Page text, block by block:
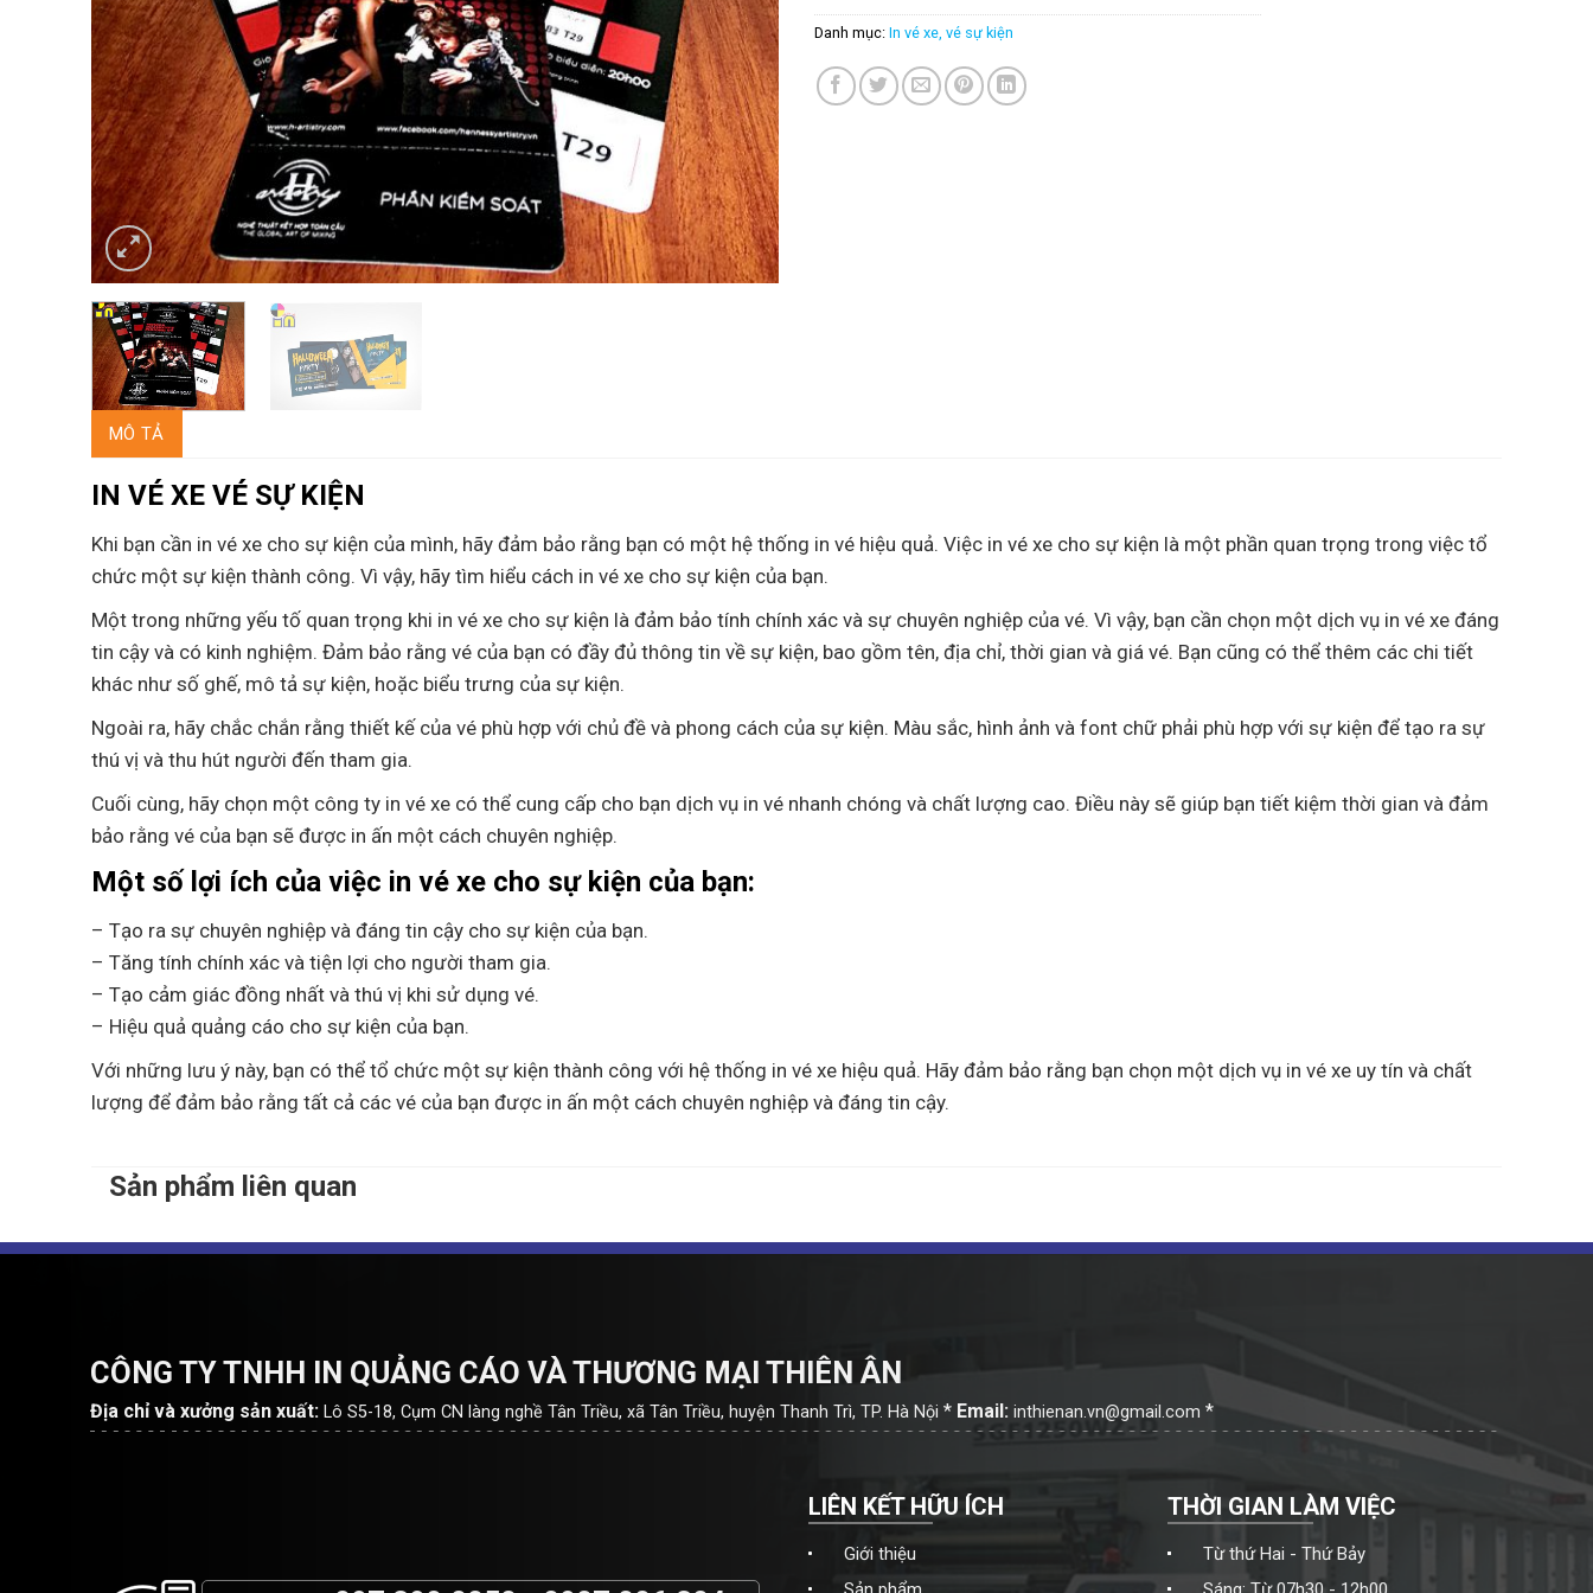
Danh mục: In vé xe, vé sự kiện
MÔ TẢ
IN VÉ XE VÉ SỰ KIỆN
Khi bạn cần in vé xe cho sự kiện của mình, hãy đảm bảo rằng bạn có một hệ thống in vé hiệu quả. Việc in vé xe cho sự kiện là một phần quan trọng trong việc tổ
chức một sự kiện thành công. Vì vậy, hãy tìm hiểu cách in vé xe cho sự kiện của bạn.
Một trong những yếu tố quan trọng khi in vé xe cho sự kiện là đảm bảo tính chính xác và sự chuyên nghiệp của vé. Vì vậy, bạn cần chọn một dịch vụ in vé xe đáng
tin cậy và có kinh nghiệm. Đảm bảo rằng vé của bạn có đầy đủ thông tin về sự kiện, bao gồm tên, địa chỉ, thời gian và giá vé. Bạn cũng có thể thêm các chi tiết
khác như số ghế, mô tả sự kiện, hoặc biểu trưng của sự kiện.
Ngoài ra, hãy chắc chắn rằng thiết kế của vé phù hợp với chủ đề và phong cách của sự kiện. Màu sắc, hình ảnh và font chữ phải phù hợp với sự kiện để tạo ra sự
thú vị và thu hút người đến tham gia.
Cuối cùng, hãy chọn một công ty in vé xe có thể cung cấp cho bạn dịch vụ in vé nhanh chóng và chất lượng cao. Điều này sẽ giúp bạn tiết kiệm thời gian và đảm
bảo rằng vé của bạn sẽ được in ấn một cách chuyên nghiệp.
Một số lợi ích của việc in vé xe cho sự kiện của bạn:
– Tạo ra sự chuyên nghiệp và đáng tin cậy cho sự kiện của bạn.
– Tăng tính chính xác và tiện lợi cho người tham gia.
– Tạo cảm giác đồng nhất và thú vị khi sử dụng vé.
– Hiệu quả quảng cáo cho sự kiện của bạn.
Với những lưu ý này, bạn có thể tổ chức một sự kiện thành công với hệ thống in vé xe hiệu quả. Hãy đảm bảo rằng bạn chọn một dịch vụ in vé xe uy tín và chất
lượng để đảm bảo rằng tất cả các vé của bạn được in ấn một cách chuyên nghiệp và đáng tin cậy.
Sản phẩm liên quan
CÔNG TY TNHH IN QUẢNG CÁO VÀ THƯƠNG MẠI THIÊN ÂN
Địa chỉ và xưởng sản xuất: Lô S5-18, Cụm CN làng nghề Tân Triều, xã Tân Triều, huyện Thanh Trì, TP. Hà Nội * Email: inthienan.vn@gmail.com *
LIÊN KẾT HỮU ÍCH
Giới thiệu
THỜI GIAN LÀM VIỆC
Từ thứ Hai - Thứ Bảy